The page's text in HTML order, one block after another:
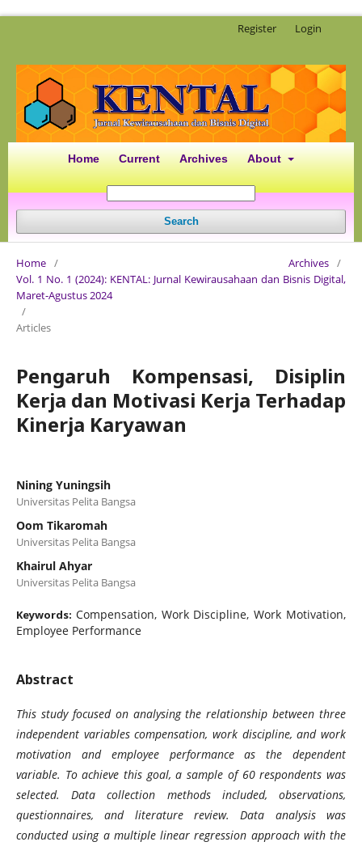
Home Current Archives About
Search
Register Login
Home / Archives /
Vol. 1 No. 1 (2024): KENTAL: Jurnal Kewirausahaan dan Bisnis Digital,
Maret-Agustus 2024
/
Articles
Pengaruh Kompensasi, Disiplin
Kerja dan Motivasi Kerja Terhadap
Kinerja Karyawan
Nining Yuningsih
Universitas Pelita Bangsa
Oom Tikaromah
Universitas Pelita Bangsa
Khairul Ahyar
Universitas Pelita Bangsa
Keywords: Compensation, Work Discipline, Work Motivation,
Employee Performance
Abstract
This study focused on analysing the relationship between three
independent variables compensation, work discipline, and work
motivation and employee performance as the dependent
variable. To achieve this goal, a sample of 60 respondents was
selected. Data collection methods included, observations,
questionnaires, and literature review. Data analysis was
conducted using a multiple linear regression approach with the